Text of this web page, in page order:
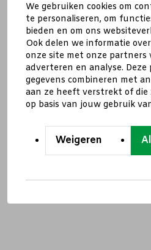
We gebruiken cookies om
te personaliseren, om
bieden en om ons
Ook delen we informatie
onze site met onze partners
adverteren en analyse.
gegevens combineren met
aan ze heeft verstrekt of die
op basis van jouw gebruik
Weigeren